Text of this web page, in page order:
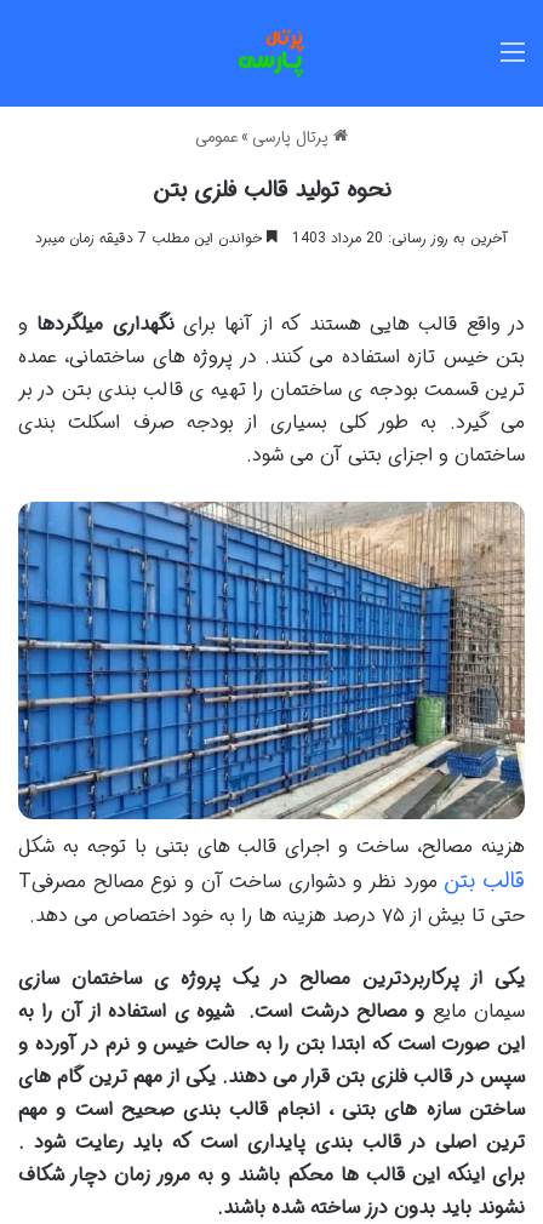
پرتال پارسی »عمومی
نحوه تولید قالب فلزی بتن
آخرین به روز رسانی: 20 مرداد 1403 خواندن این مطلب 7 دقیقه زمان میبرد
در واقع قالب هایی هستند که از آنها براینگهداری میلگردها و
بتن خیس تازه استفاده می کنند. در پروژه های ساختمانی، عمده
ترین قسمت بودجه ی ساختمان را تهیه ی قالب بندی بتن در بر
می گیرد. به طور کلی بسیاری از بودجه صرف اسکلت بندی
ساختمان و اجزای بتنی آن می شود.
هزینه مصالح، ساخت و اجرای قالب های بتنی با توجه به شکل
قالب بتن
مورد نظر و دشواری ساخت آن و نوع مصالح مصرفیT
حتی تا بیش از ۷۵ درصد هزینه ها را به خود اختصاص می دهد.
یکی از پرکاربردترین مصالح در یک پروژه ی ساختمان سازی
سیمان مایع و مصالح درشت است. شیوه ی استفاده از آن را به
این صورت است که ابتدا بتن را به حالت خیس و نرم در آورده و
سپس در قالب فلزی بتن قرار می دهند. یکی از مهم ترین گام های
ساختن سازه های بتنی ، انجام قالب بندی صحیح است و مهم
ترین اصلی در قالب بندی پایداری است که باید رعایت شود .
برای اینکه این قالب ها محکم باشند و به مرور زمان دچار شکاف
نشوند باید بدون درز ساخته شده باشند.